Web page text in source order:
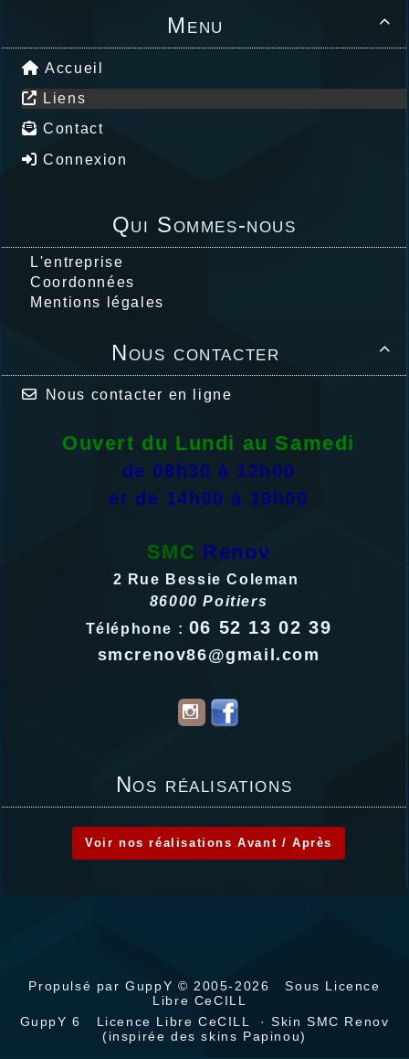

Menu
Accueil
Liens
Contact
Connexion
Qui Sommes-nous
L'entreprise
Coordonnées
Mentions légales

Nous contacter
Nous contacter en ligne
Ouvert du Lundi au Samedi
de 08h30 à 12h00
et de 14h00 à 19h00
SMC Renov
2 Rue Bessie Coleman
86000 Poitiers
Téléphone : 06 52 13 02 39
smcrenov86@gmail.com
Nos réalisations
Voir nos réalisations Avant / Après
Propulsé par GuppY © 2005-2026
Sous Licence
Libre CeCILL
GuppY 6
Licence Libre CeCILL
· Skin SMC Renov
(inspirée des skins Papinou)